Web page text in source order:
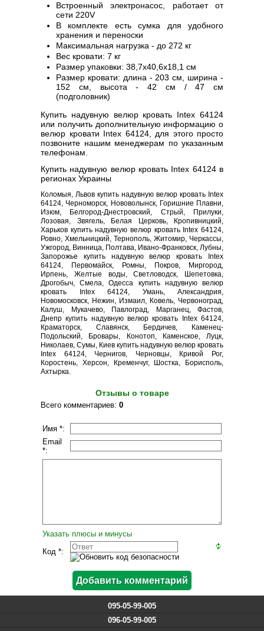
Встроенный электронасос, работает от
сети 220V
В комплекте есть сумка для удобного
хранения и переноски
Максимальная нагрузка - до 272 кг
Вес кровати: 7 кг
Размер упаковки: 38,7x40,6x18,1 см
Размер кровати: длина - 203 см, ширина -
152 см, высота - 42 см / 47 см
(подголовник)
Купить надувную велюр кровать Intex 64124
или получить дополнительную информацию о
велюр кровати Intex 64124, для этого просто
позвоните нашим менеджерам по указанным
телефонам.
Купить надувную велюр кровать Intex 64124 в
регионах Украины
Коломыя, Львов купить надувную велюр кровать Intex
64124, Черноморск, Нововолынск, Горишние Плавни,
Изюм, Белгород-Днестровский, Стрый, Прилуки,
Лозовая, Звягель, Белая Церковь, Кропивницкий,
Харьков купить надувную велюр кровать Intex 64124,
Ровно, Хмельницкий, Тернополь, Житомир, Черкассы,
Ужгород, Винница, Полтава, Ивано-Франковск, Лубны,
Запорожье купить надувную велюр кровать Intex
64124, Первомайск, Ромны, Покров, Миргород,
Ирпень, Желтые воды, Светловодск, Шепетовка,
Дрогобыч, Смела, Одесса купить надувную велюр
кровать Intex 64124, Умань, Александрия,
Новомосковск, Нежин, Измаил, Ковель, Червоноград,
Калуш, Мукачево, Павлоград, Марганец, Фастов,
Днепр купить надувную велюр кровать Intex 64124,
Краматорск, Славянск, Бердичев, Каменец-
Подольский, Бровары, Конотоп, Каменское, Луцк,
Николаев, Сумы, Киев купить надувную велюр кровать
Intex 64124, Чернигов, Черновцы, Кривой Рог,
Коростень, Херсон, Кременчуг, Шостка, Борисполь,
Ахтырка.
Отзывы о товаре
Всего комментариев: 0
Имя *:
Email
*:
Указать плюсы и минусы
Код *:
095-05-99-005
096-05-99-005